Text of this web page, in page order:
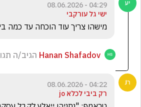
04:29 - 08.06.2026
ישי גל עורקבי
מישהו צריך עוד הוכחה עד כמה
Hanan Shafadov הגיב/ה
04:22 - 08.06.2026
רק ביבי לכלא jo